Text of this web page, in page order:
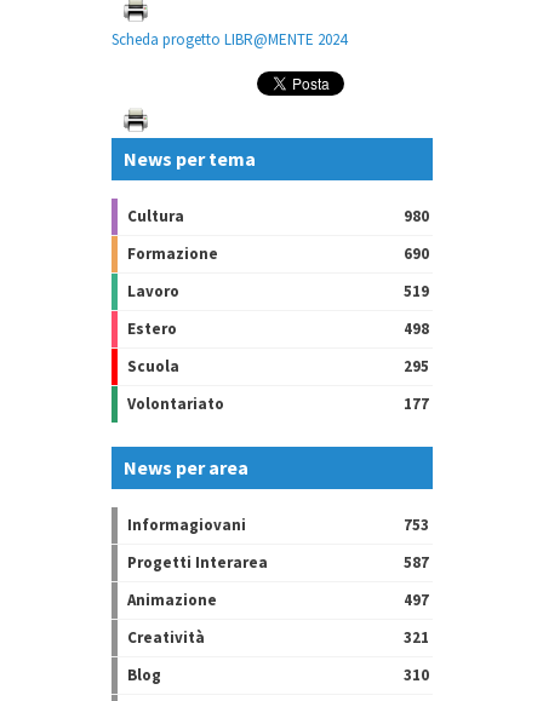
Scheda progetto LIBR@MENTE 2024
News per tema
Cultura
980
Formazione
690
Lavoro
519
Estero
498
Scuola
295
Volontariato
177
News per area
Informagiovani
753
Progetti Interarea
587
Animazione
497
Creatività
321
Blog
310